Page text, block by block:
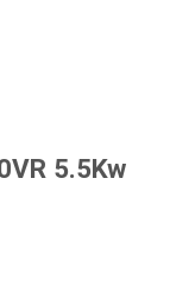
5.5Kw